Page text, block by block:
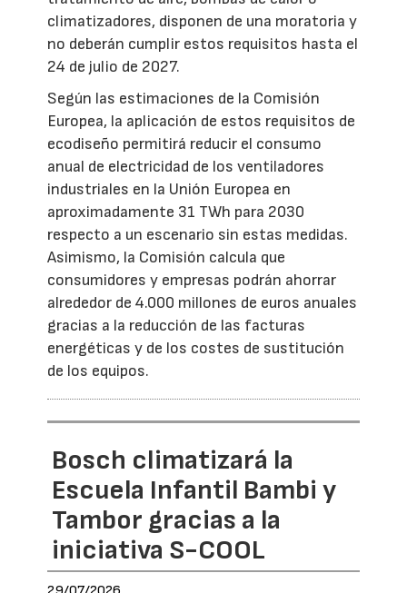
climatizadores, disponen de una moratoria y
no deberán cumplir estos requisitos hasta el
24 de julio de 2027.
Según las estimaciones de la Comisión
Europea, la aplicación de estos requisitos de
ecodiseño permitirá reducir el consumo
anual de electricidad de los ventiladores
industriales en la Unión Europea en
aproximadamente 31 TWh para 2030
respecto a un escenario sin estas medidas.
Asimismo, la Comisión calcula que
consumidores y empresas podrán ahorrar
alrededor de 4.000 millones de euros anuales
gracias a la reducción de las facturas
energéticas y de los costes de sustitución
de los equipos.
Bosch climatizará la
Escuela Infantil Bambi y
Tambor gracias a la
iniciativa S-COOL